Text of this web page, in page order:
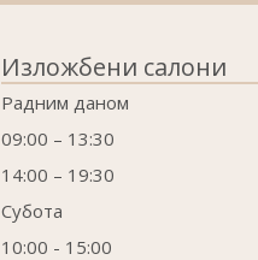
Изложбени салони
Радним даном
09:00 – 13:30
14:00 – 19:30
Субота
10:00 - 15:00